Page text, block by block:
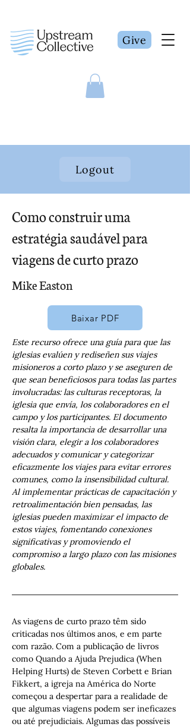
Give
Logout
Como construir uma
estratégia saudável para
viagens de curto prazo
Mike Easton
Baixar PDF
Este recurso ofrece una guía para que las
iglesias evalúen y rediseñen sus viajes
misioneros a corto plazo y se aseguren de
que sean beneficiosos para todas las partes
involucradas: las culturas receptoras, la
iglesia que envía, los colaboradores en el
campo y los participantes. El documento
resalta la importancia de desarrollar una
visión clara, elegir a los colaboradores
adecuados y comunicar y categorizar
eficazmente los viajes para evitar errores
comunes, como la insensibilidad cultural.
Al implementar prácticas de capacitación y
retroalimentación bien pensadas, las
iglesias pueden maximizar el impacto de
estos viajes, fomentando conexiones
significativas y promoviendo el
compromiso a largo plazo con las misiones
globales.
As viagens de curto prazo têm sido
criticadas nos últimos anos, e em parte
com razão. Com a publicação de livros
como Quando a Ajuda Prejudica (When
Helping Hurts) de Steven Corbett e Brian
Fikkert, a igreja na América do Norte
começou a despertar para a realidade de
que algumas viagens podem ser ineficazes
ou até prejudiciais. Algumas das possíveis